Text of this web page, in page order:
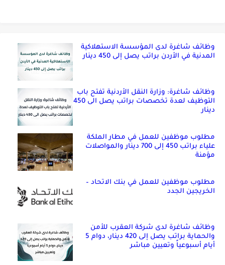
وظائف شاغرة لدى المؤسسة الاستهلاكية
المدنية في الأردن براتب يصل إلى 450 دينار
وظائف شاغرة: وزارة النقل الأردنية تفتح باب
التوظيف لعدة تخصصات براتب يصل الى 450
دينار
مطلوب موظفين للعمل في مطار الملكة
علياء براتب 450 إلى 700 دينار والمواصلات
مؤمنة
مطلوب موظفين للعمل في بنك الاتحاد –
الخريجين الجدد
وظائف شاغرة لدى شركة العقرب للأمن
والحماية براتب يصل إلى 420 دينار، دوام 5
أيام أسبوعياً وتعيين مباشر